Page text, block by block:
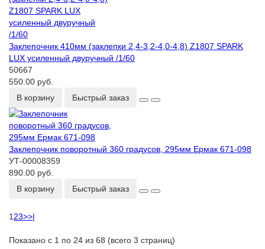
Заклепочник 410мм (заклепки 2,4-3,2-4,0-4,8) Z1807 SPARK
LUX усиленный двуручный /1/60
50667
550.00 руб.
В корзину
Быстрый заказ
Заклепочник поворотный 360 градусов, 295мм Ермак 671-098
УТ-00008359
890.00 руб.
В корзину
Быстрый заказ
123>>|
Показано с 1 по 24 из 68 (всего 3 страниц)